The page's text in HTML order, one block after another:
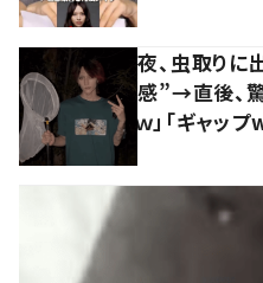
夜、虫取り
感”→直後、
ｗ」「ギャップ